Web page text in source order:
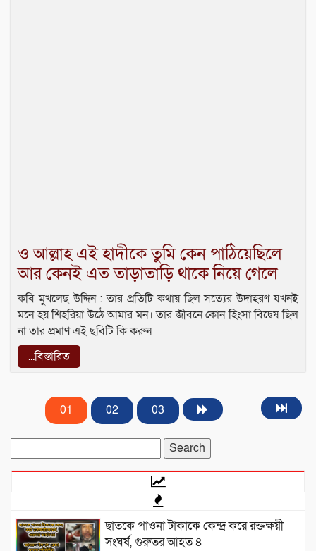
ও আল্লাহ এই হাদীকে তুমি কেন পাঠিয়েছিলে
আর কেনই এত তাড়াতাড়ি থাকে নিয়ে গেলে
কবি মুখলেছ উদ্দিন : তার প্রতিটি কথায় ছিল সত্যের উদাহরণ যখনই
মনে হয় শিহরিয়া উঠে আমার মন। তার জীবনে কোন হিংসা বিদ্বেষ ছিল
না তার প্রমাণ এই ছবিটি কি করুন
...বিস্তারিত
01 02 03
for:
‎​ছাতকে পাওনা টাকাকে কেন্দ্র করে রক্তক্ষয়ী
সংঘর্ষ, গুরুতর আহত ৪